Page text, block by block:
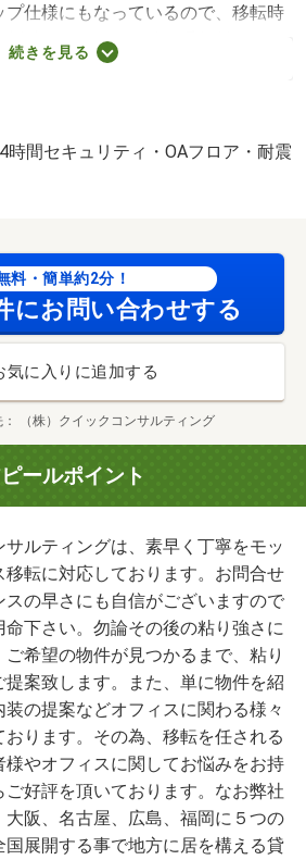
仕様にもなっているので、移転時
減できます。・仲介手数料：３，
場:無 築年月:1988/03築
続きを見る
時間セキュリティ・OAフロア・耐震
料・簡単約2分！
にお問い合わせする
気に入りに追加する
（株）クイックコンサルティング
ールポイント
ルティングは、素早く丁寧をモッ
移転に対応しております。お問合せ
の早さにも自信がございますので
下さい。勿論その後の粘り強さに
希望の物件が見つかるまで、粘り
案致します。また、単に物件を紹
の提案などオフィスに関わる様々
ります。その為、移転を任される
やオフィスに関してお悩みをお持
好評を頂いております。なお弊社
阪、名古屋、広島、福岡に５つの
展開する事で地方に居を構える貸